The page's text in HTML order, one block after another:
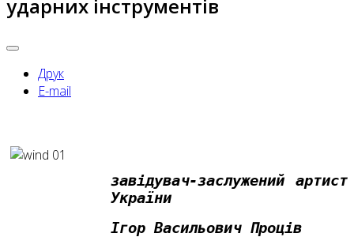
ударних інструментів
Друк
E-mail
завідувач-заслужений артист
України
Ігор Васильович Проців